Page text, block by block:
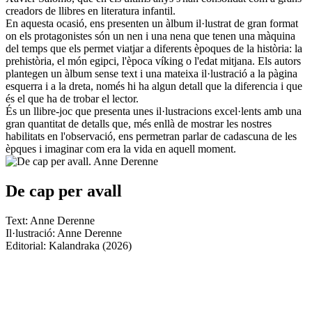
creadors de llibres en literatura infantil.
En aquesta ocasió, ens presenten un àlbum il·lustrat de gran format
on els protagonistes són un nen i una nena que tenen una màquina
del temps que els permet viatjar a diferents èpoques de la història: la
prehistòria, el món egipci, l'època víking o l'edat mitjana. Els autors
plantegen un àlbum sense text i una mateixa il·lustració a la pàgina
esquerra i a la dreta, només hi ha algun detall que la diferencia i que
és el que ha de trobar el lector.
És un llibre-joc que presenta unes il·lustracions excel·lents amb una
gran quantitat de detalls que, més enllà de mostrar les nostres
habilitats en l'observació, ens permetran parlar de cadascuna de les
èpques i imaginar com era la vida en aquell moment.
De cap per avall
Text: Anne Derenne
Il·lustració: Anne Derenne
Editorial: Kalandraka (2026)